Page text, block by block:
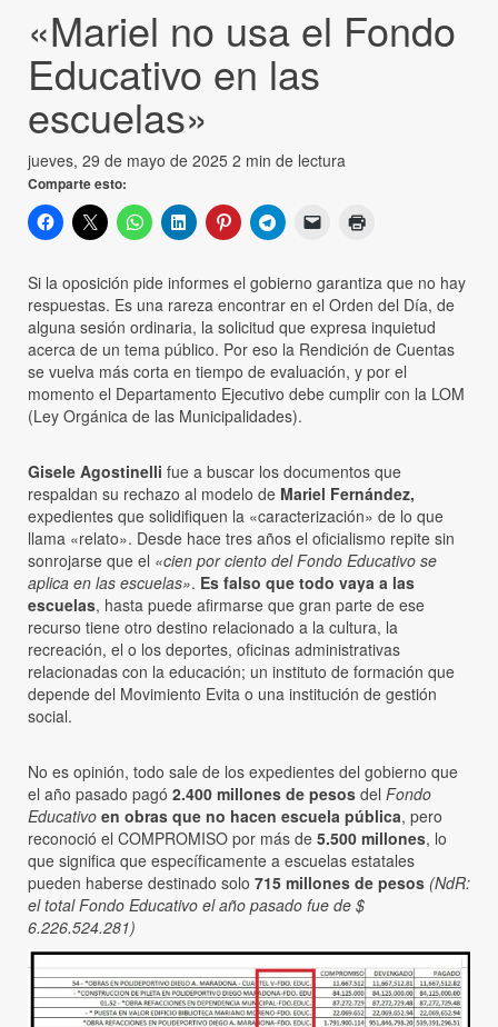
«Mariel no usa el Fondo
Educativo en las
escuelas»
jueves, 29 de mayo de 2025 2 min de lectura
Comparte esto:
Si la oposición pide informes el gobierno garantiza que no hay
respuestas. Es una rareza encontrar en el Orden del Día, de
alguna sesión ordinaria, la solicitud que expresa inquietud
acerca de un tema público. Por eso la Rendición de Cuentas
se vuelva más corta en tiempo de evaluación, y por el
momento el Departamento Ejecutivo debe cumplir con la LOM
(Ley Orgánica de las Municipalidades).
Gisele Agostinelli fue a buscar los documentos que
respaldan su rechazo al modelo de Mariel Fernández,
expedientes que solidifiquen la «caracterización» de lo que
llama «relato». Desde hace tres años el oficialismo repite sin
sonrojarse que el «cien por ciento del Fondo Educativo se
aplica en las escuelas». Es falso que todo vaya a las
escuelas, hasta puede afirmarse que gran parte de ese
recurso tiene otro destino relacionado a la cultura, la
recreación, el o los deportes, oficinas administrativas
relacionadas con la educación; un instituto de formación que
depende del Movimiento Evita o una institución de gestión
social.
No es opinión, todo sale de los expedientes del gobierno que
el año pasado pagó 2.400 millones de pesos del Fondo
Educativo en obras que no hacen escuela pública, pero
reconoció el COMPROMISO por más de 5.500 millones, lo
que significa que específicamente a escuelas estatales
pueden haberse destinado solo 715 millones de pesos (NdR:
el total Fondo Educativo el año pasado fue de $
6.226.524.281)